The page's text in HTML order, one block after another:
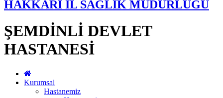
HAKKARİ İL SAĞLIK MÜDÜRLÜĞÜ
ŞEMDİNLİ DEVLET
HASTANESİ
Kurumsal
Hastanemiz